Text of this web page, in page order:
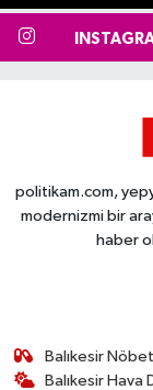
politikam.com,
modernizmi bir
haber
Balıkesir
Balıkesir Hava